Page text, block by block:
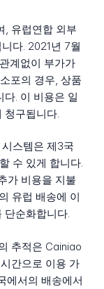
, 유럽연합 외부
다. 2021년 7월
계없이 부가가
포의 경우, 상품
. 이 비용은 일
구됩니다.
스템은 제3국
수 있게 합니다.
가 비용을 지불
유럽 배송에 이
단순화합니다.
추적은 Cainiao
간으로 이용 가
에서의 배송에서